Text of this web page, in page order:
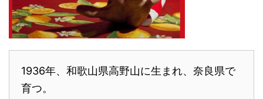
1936年、和歌山県高野山に生まれ、奈良県で
育つ。